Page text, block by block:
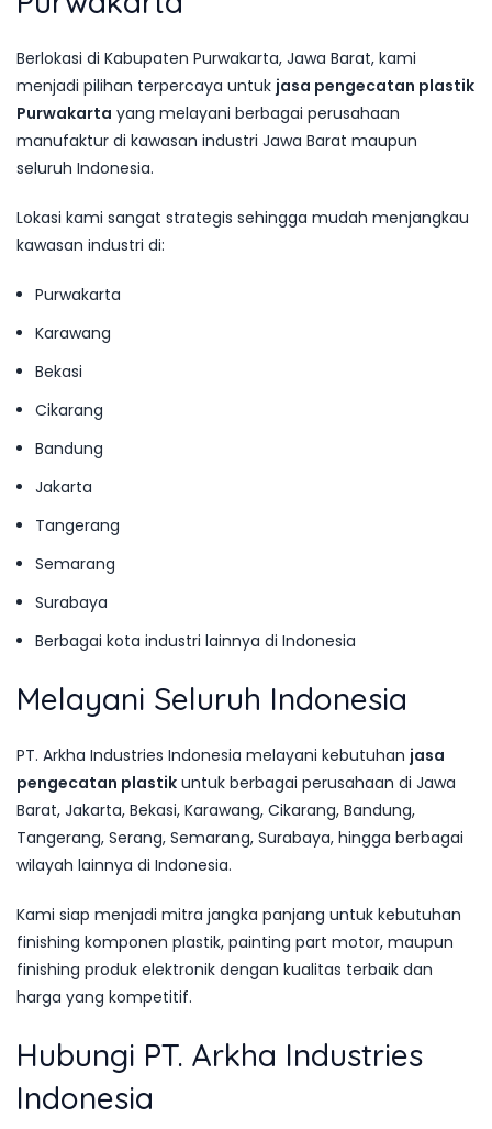
Berlokasi di Kabupaten Purwakarta, Jawa Barat, kami
menjadi pilihan terpercaya untuk jasa pengecatan plastik
Purwakarta yang melayani berbagai perusahaan
manufaktur di kawasan industri Jawa Barat maupun
seluruh Indonesia.
Lokasi kami sangat strategis sehingga mudah menjangkau
kawasan industri di:
Purwakarta
Karawang
Bekasi
Cikarang
Bandung
Jakarta
Tangerang
Semarang
Surabaya
Berbagai kota industri lainnya di Indonesia
Melayani Seluruh Indonesia
PT. Arkha Industries Indonesia melayani kebutuhan jasa
pengecatan plastik untuk berbagai perusahaan di Jawa
Barat, Jakarta, Bekasi, Karawang, Cikarang, Bandung,
Tangerang, Serang, Semarang, Surabaya, hingga berbagai
wilayah lainnya di Indonesia.
Kami siap menjadi mitra jangka panjang untuk kebutuhan
finishing komponen plastik, painting part motor, maupun
finishing produk elektronik dengan kualitas terbaik dan
harga yang kompetitif.
Hubungi PT. Arkha Industries
Indonesia